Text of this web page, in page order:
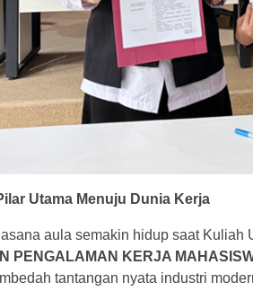
Utama Menuju Dunia Kerja
aula semakin hidup saat Kuliah
PENGALAMAN KERJA
tantangan nyata industri